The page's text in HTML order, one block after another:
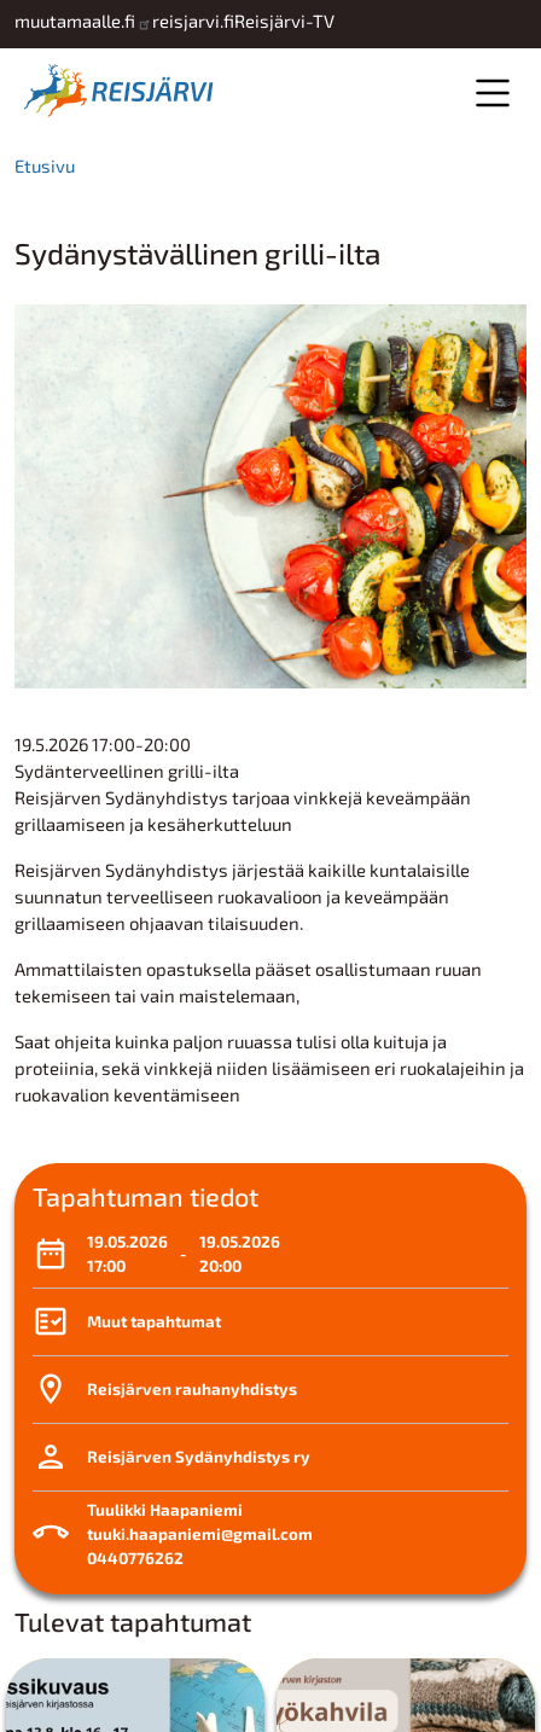
Hyppää pääsisältöön
muutamaalle.fi reisjarvi.fiReisjärvi-TV
Etusivu
Tapahtuman tiedot
19.05.2026
17:00
-
19.05.2026
20:00
Muut tapahtumat
Reisjärven rauhanyhdistys
Reisjärven Sydänyhdistys ry
Tuulikki Haapaniemi
tuuki.haapaniemi@gmail.com
0440776262
Sydänystävällinen grilli-ilta
19.5.2026 17:00-20:00
Sydänterveellinen grilli-ilta
Reisjärven Sydänyhdistys tarjoaa vinkkejä keveämpään
grillaamiseen ja kesäherkutteluun
Reisjärven Sydänyhdistys järjestää kaikille kuntalaisille
suunnatun terveelliseen ruokavalioon ja keveämpään
grillaamiseen ohjaavan tilaisuuden.
Ammattilaisten opastuksella pääset osallistumaan ruuan
tekemiseen tai vain maistelemaan,
Saat ohjeita kuinka paljon ruuassa tulisi olla kuituja ja
proteiinia, sekä vinkkejä niiden lisäämiseen eri ruokalajeihin ja
ruokavalion keventämiseen
Tulevat tapahtumat